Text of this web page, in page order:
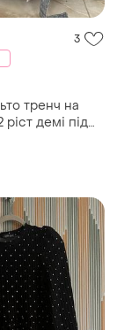
3
тренч на
ріст демі під